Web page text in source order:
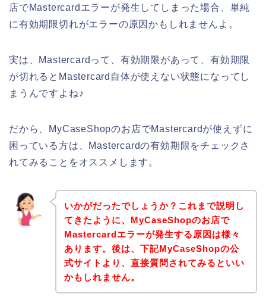
店でMastercardエラーが発生してしまった場合、単純
に有効期限切れがエラーの原因かもしれませんよ。
実は、Mastercardって、有効期限があって、有効期限
が切れるとMastercard自体が使えない状態になってし
まうんですよね♪
だから、MyCaseShopのお店でMastercardが使えずに
困っている方は、Mastercardの有効期限をチェックさ
れてみることをオススメします。
いかがだったでしょうか？これまで説明し
てきたように、MyCaseShopのお店で
Mastercardエラーが発生する原因は様々
あります。後は、下記MyCaseShopの公
式サイトより、直接質問されてみるといい
かもしれません。